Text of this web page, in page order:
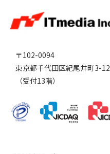
〒102-0094
東京都千代田区紀尾井町3-12
（受付13階）